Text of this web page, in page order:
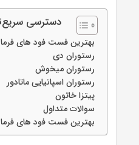
دسترسی
بهترین فست فود های
رستوران دی
رستوران میخوش
رستوران اسپانیایی ماتادور
پیتزا خاتون
سوالات متداول
بهترین فست فود های